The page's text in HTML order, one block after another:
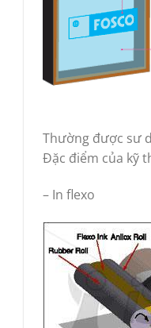
Thường được sư
Đặc điểm của kỹ
– In flexo